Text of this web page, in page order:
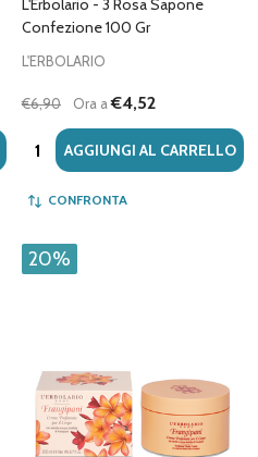
L'Erbolario - 3 Rosa Sapone
Confezione 100 Gr
L'ERBOLARIO
€6,90 Ora a€4,52
Quantità:AGGIUNGI AL CARRELLO
CONFRONTA
20%